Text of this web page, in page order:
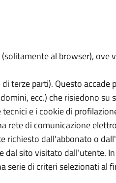
al browser), ove
terze parti). Questo accade
ecc.) che risiedono su
e i cookie di
rete di comunicazione
richiesto dall'abbonato o
sito visitato dall’utente.
serie di criteri selezionati al